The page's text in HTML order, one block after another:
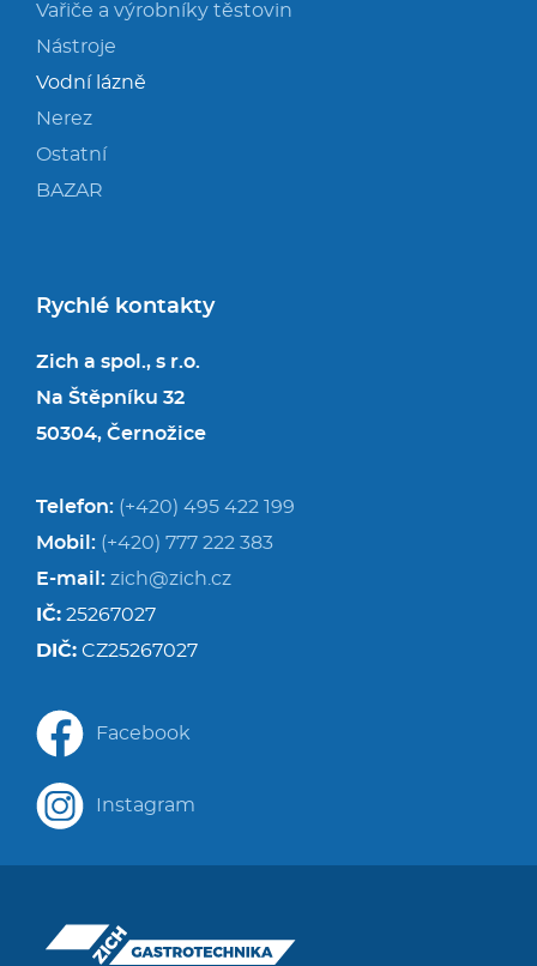
Vařiče a výrobníky těstovin
Nástroje
Vodní lázně
Nerez
Ostatní
BAZAR
Rychlé kontakty
Zich a spol., s r.o.
Na Štěpníku 32
50304, Černožice
Telefon: (+420) 495 422 199
Mobil: (+420) 777 222 383
E-mail: zich@zich.cz
IČ: 25267027
DIČ: CZ25267027
Facebook
Instagram